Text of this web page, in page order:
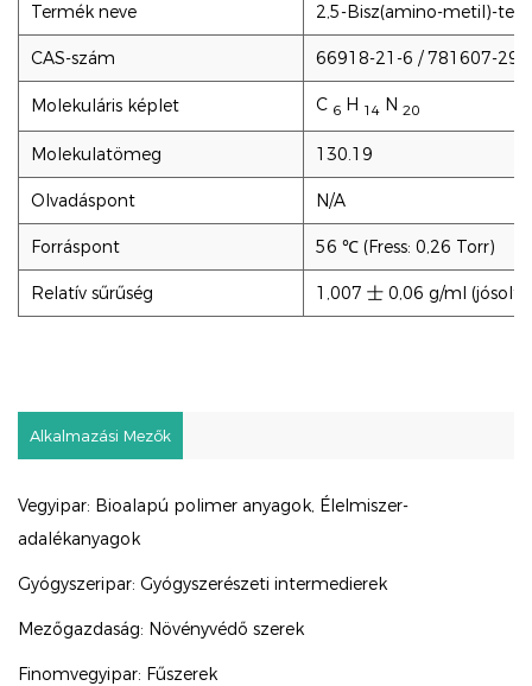
Termék neve 2,5-Bisz(amino-metil)-
CAS-szám 66918-21-6 / 781607-29-
Molekuláris képlet C 6 H 14 N 20
Molekulatömeg 130.19
Olvadáspont N/A
Forráspont 56 ℃ (Fress: 0,26 Torr)
Relatív sűrűség 1,007 士 0,06 g/ml (jósolt)
Alkalmazási Mezők
Vegyipar: Bioalapú polimer anyagok, Élelmiszer-
adalékanyagok
Gyógyszeripar: Gyógyszerészeti intermedierek
Mezőgazdaság: Növényvédő szerek
Finomvegyipar: Fűszerek